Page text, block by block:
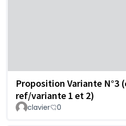
Proposition Variante N°3
ref/variante 1 et 2)
clavier 0